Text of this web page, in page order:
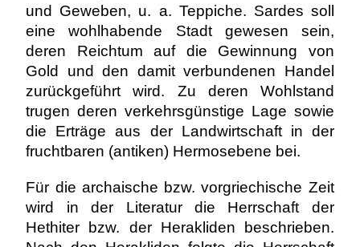
und Geweben, u. a. Teppiche. Sardes soll
eine wohlhabende Stadt gewesen sein,
deren Reichtum auf die Gewinnung von
Gold und den damit verbundenen Handel
zurückgeführt wird. Zu deren Wohlstand
trugen deren verkehrsgünstige Lage sowie
die Erträge aus der Landwirtschaft in der
fruchtbaren (antiken) Hermosebene bei.
Für die archaische bzw. vorgriechische Zeit
wird in der Literatur die Herrschaft der
Hethiter bzw. der Herakliden beschrieben.